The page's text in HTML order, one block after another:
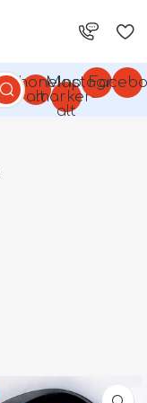
Phone-
alt
Map-
marker-
alt
Instagram